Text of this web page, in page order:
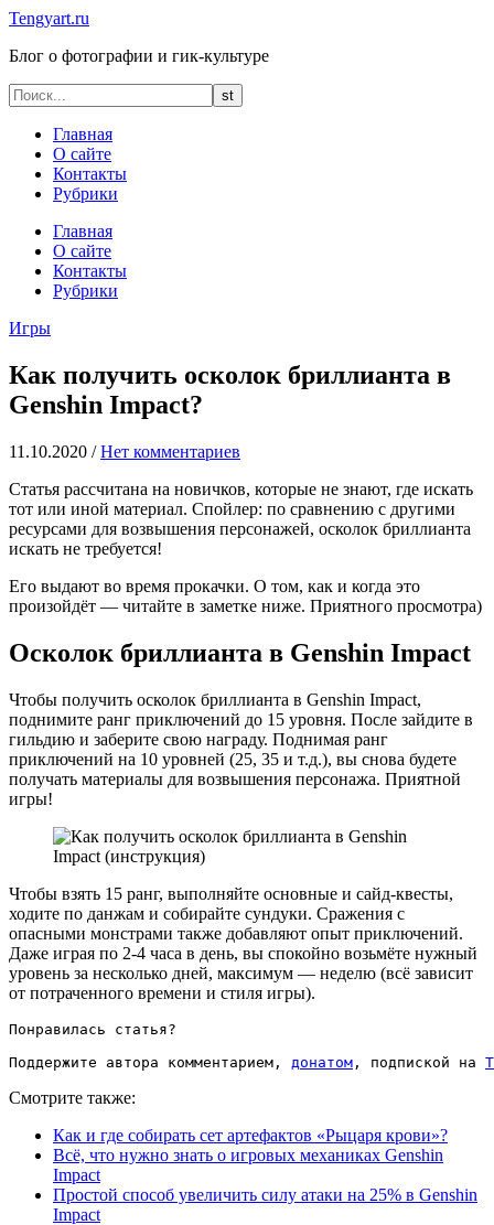
Tengyart.ru
Блог о фотографии и гик-культуре
Главная
О сайте
Контакты
Рубрики
Главная
О сайте
Контакты
Рубрики
Игры
Как получить осколок бриллианта в
Genshin Impact?
11.10.2020 / Нет комментариев
Статья рассчитана на новичков, которые не знают, где искать
тот или иной материал. Спойлер: по сравнению с другими
ресурсами для возвышения персонажей, осколок бриллианта
искать не требуется!
Его выдают во время прокачки. О том, как и когда это
произойдёт — читайте в заметке ниже. Приятного просмотра)
Осколок бриллианта в Genshin Impact
Чтобы получить осколок бриллианта в Genshin Impact,
поднимите ранг приключений до 15 уровня. После зайдите в
гильдию и заберите свою награду. Поднимая ранг
приключений на 10 уровней (25, 35 и т.д.), вы снова будете
получать материалы для возвышения персонажа. Приятной
игры!
Чтобы взять 15 ранг, выполняйте основные и сайд-квесты,
ходите по данжам и собирайте сундуки. Сражения с
опасными монстрами также добавляют опыт приключений.
Даже играя по 2-4 часа в день, вы спокойно возьмёте нужный
уровень за несколько дней, максимум — неделю (всё зависит
от потраченного времени и стиля игры).
Понравилась статья?
Поддержите автора комментарием, донатом , подпиской на
Смотрите также:
Как и где собирать сет артефактов «Рыцаря крови»?
Всё, что нужно знать о игровых механиках Genshin
Impact
Простой способ увеличить силу атаки на 25% в Genshin
Impact